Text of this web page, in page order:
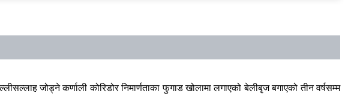
जोड्ने कर्णाली कोरिडोर निमार्णताका फुगाड खोलामा लगाएको बेलीबृज बगाएको तीन वर्षसम्म